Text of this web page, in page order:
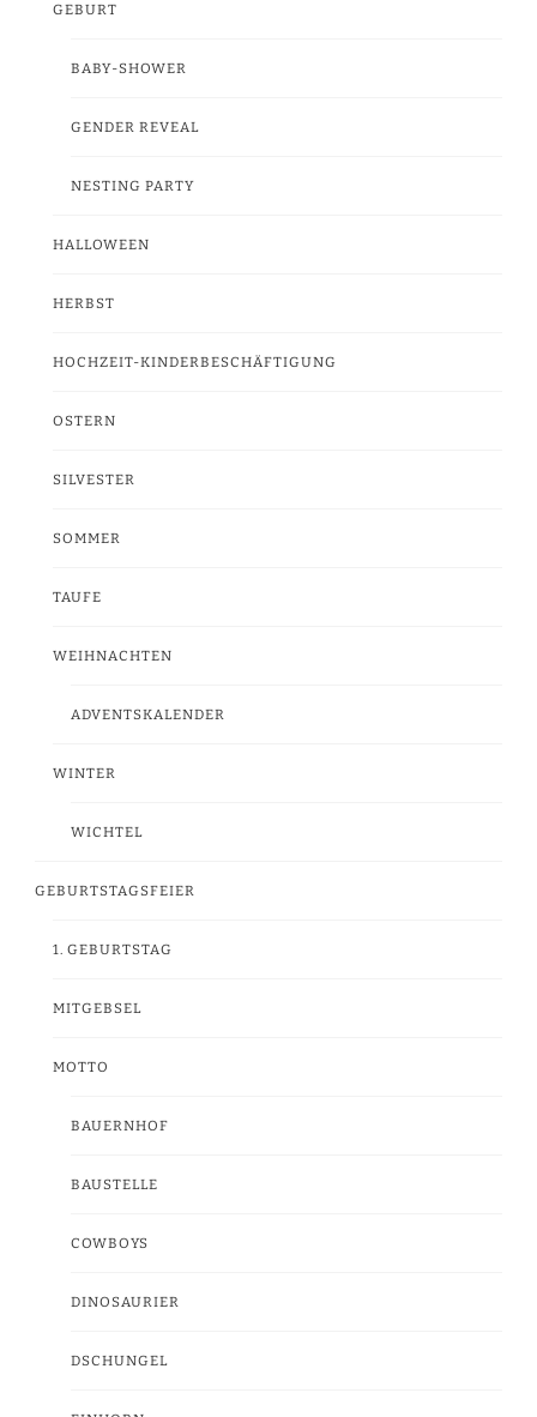
GEBURT
BABY-SHOWER
GENDER REVEAL
NESTING PARTY
HALLOWEEN
HERBST
HOCHZEIT-KINDERBESCHÄFTIGUNG
OSTERN
SILVESTER
SOMMER
TAUFE
WEIHNACHTEN
ADVENTSKALENDER
WINTER
WICHTEL
GEBURTSTAGSFEIER
1. GEBURTSTAG
MITGEBSEL
MOTTO
BAUERNHOF
BAUSTELLE
COWBOYS
DINOSAURIER
DSCHUNGEL